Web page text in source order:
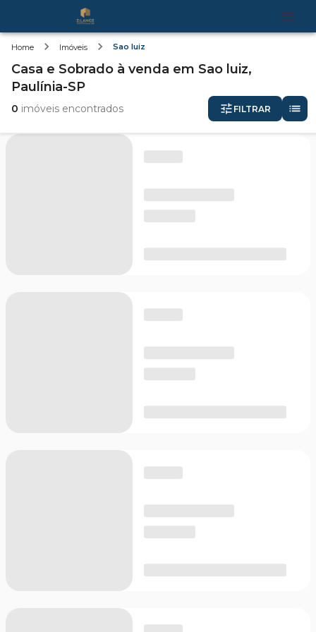
Home Imóveis Sao luiz
Casa e Sobrado à venda em Sao luiz,
Paulínia-SP
0 imóveis encontrados FILTRAR